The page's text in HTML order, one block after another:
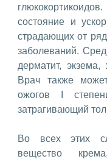
состояние и
страдающих от
заболеваний.
дерматит,
Врач также
ожогов I
затрагивающий
Во всех этих
вещество